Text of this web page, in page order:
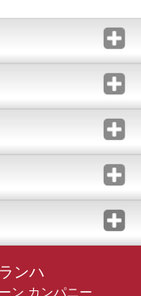
ンハ
ン カンパニー